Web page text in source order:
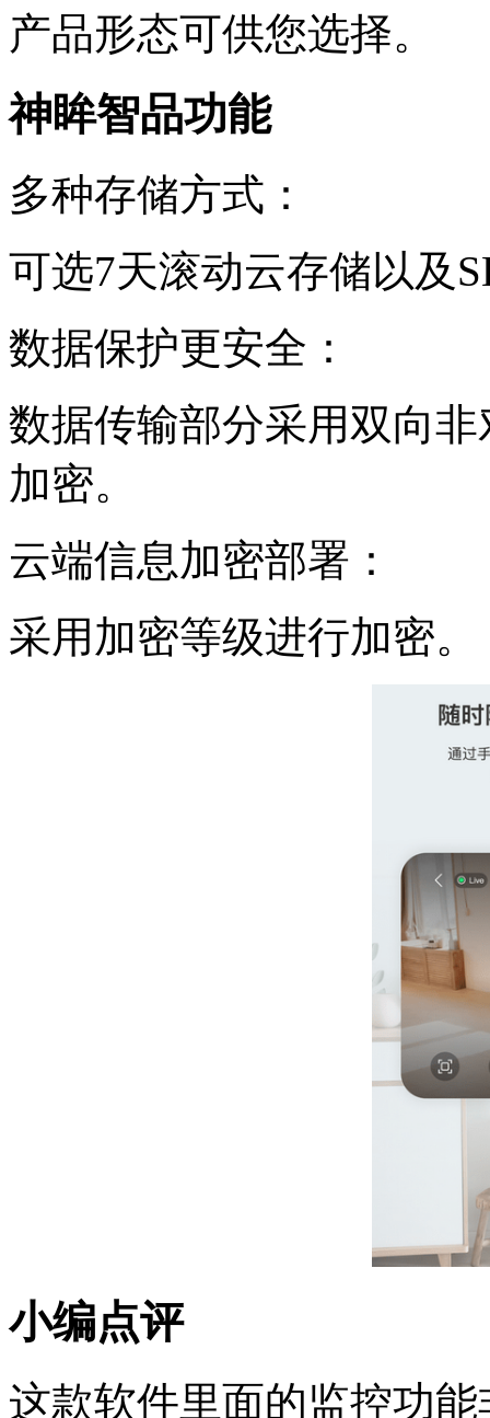
产品形态可供您选择。
神眸智品功能
多种存储方式：
可选7天滚动云存储以及
数据保护更安全：
数据传输部分采用双向
加密。
云端信息加密部署：
采用加密等级进行加密。
小编点评
这款软件里面的监控功